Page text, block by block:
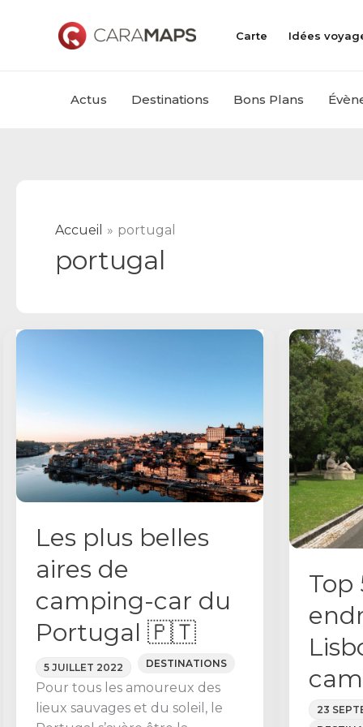
Carte Idées
Actus
Destinations Bons Plans
Accueil portugal
portugal
Les plus belles
aires de
camping-car du
Portugal 🇵🇹
5 JUILLET 2022 DESTINATIONS
Pour tous les amoureux des
lieux sauvages et du soleil, le
Top
23